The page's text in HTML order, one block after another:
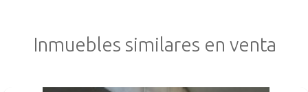
Inmuebles similares en venta